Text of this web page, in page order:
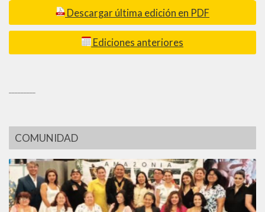
Descargar última edición en PDF
Ediciones anteriores
COMUNIDAD